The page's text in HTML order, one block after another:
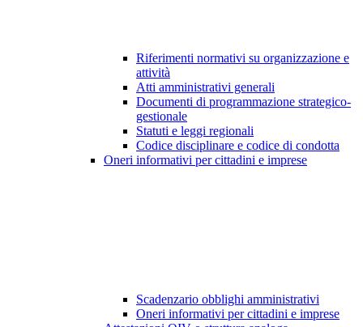
Riferimenti normativi su organizzazione e
attività
Atti amministrativi generali
Documenti di programmazione strategico-
gestionale
Statuti e leggi regionali
Codice disciplinare e codice di condotta
Oneri informativi per cittadini e imprese
Scadenzario obblighi amministrativi
Oneri informativi per cittadini e imprese